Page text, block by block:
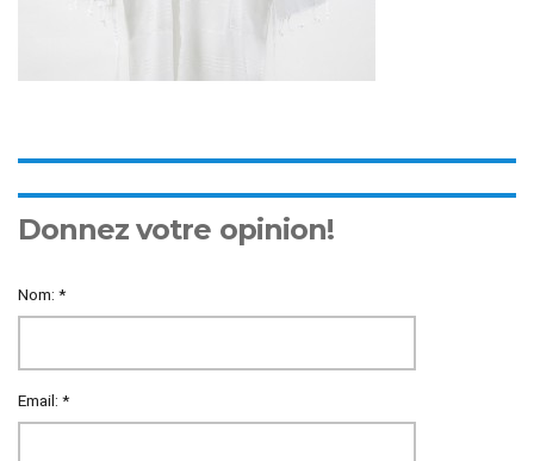
Donnez votre opinion!
Nom: *
Email: *